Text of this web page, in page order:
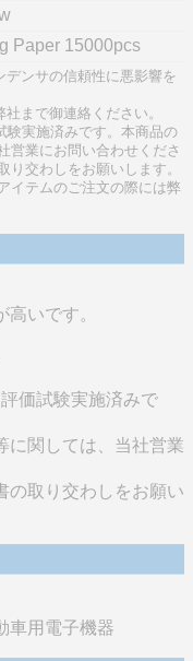
Paper 15000pcs
デンサの信頼性に悪影響を
まで御連絡ください。
験実施済みです。本商品の
営業にお問い合わせくださ
交わしをお願いします。
イテムのご注文の際には弊
いです。
価試験実施済みで
に関しては、当社営業
の取り交わしをお願い
車用電子機器